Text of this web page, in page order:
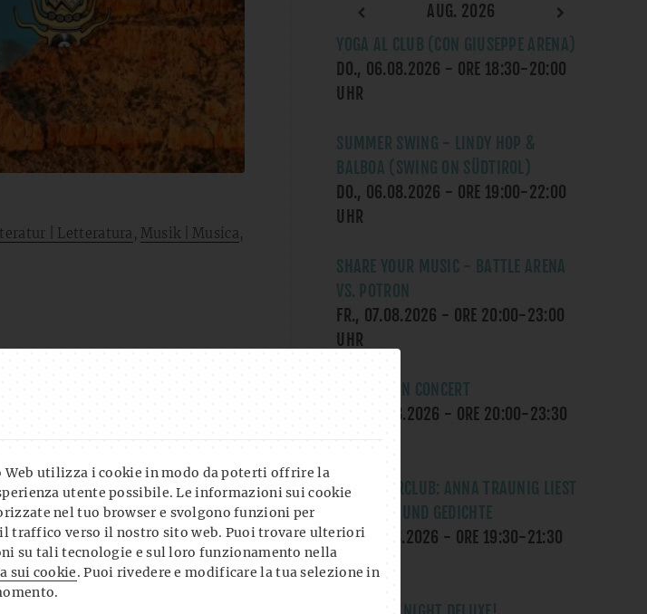
Web utilizza i cookie in modo da poterti offrire la
utente possibile. Le informazioni sui cookie
nel tuo browser e svolgono funzioni per
traffico verso il nostro sito web. Puoi trovare ulteriori
su tali tecnologie e sul loro funzionamento nella
sui cookie. Puoi rivedere e modificare la tua selezione in
| Letteratura , Musik | Musica,
AUG. 2026
YOGA AL CLUB (CON GIUSEPPE ARENA)
DO., 06.08.2026 - ORE 18:30-20:00
UHR
SUMMER SWING - LINDY HOP &
BALBOA (SWING ON SÜDTIROL)
DO., 06.08.2026 - ORE 19:00-22:00
UHR
SHARE YOUR MUSIC - BATTLE ARENA
VS. POTRON
FR., 07.08.2026 - ORE 20:00-23:00
UHR
OK, ROSE IN CONCERT
SA., 08.08.2026 - ORE 20:00-23:30
LITERATURCLUB: ANNA TRAUNIG LIEST
MÄRCHEN UND GEDICHTE
MI., 12.08.2026 - ORE 19:30-21:30
UHR